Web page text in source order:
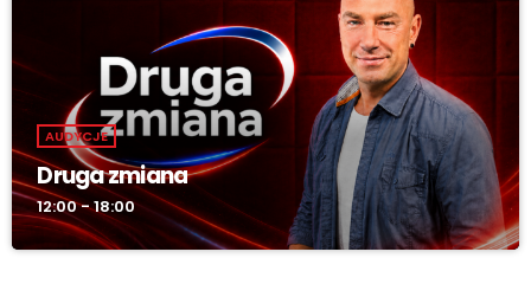
AUDYCJE
Druga zmiana
12:00 - 18:00